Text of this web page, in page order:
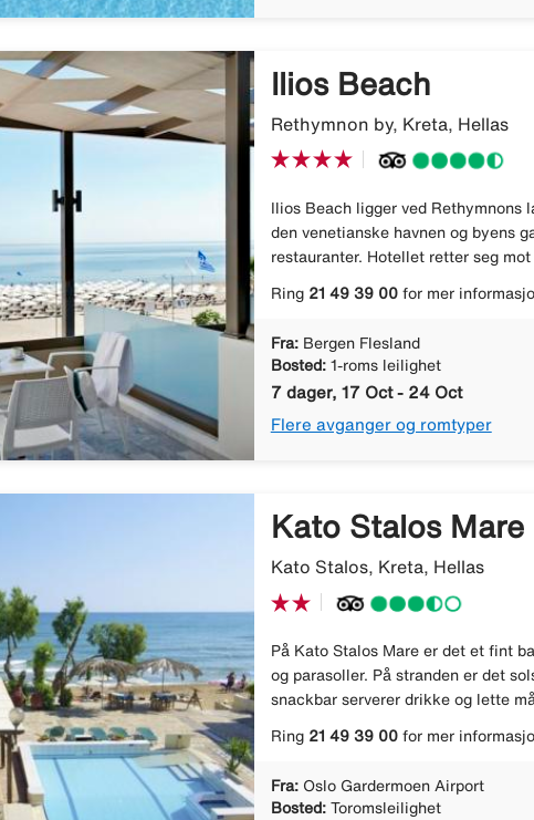
Ilios Beach
Rethymnon by, Kreta, Hellas
Ilios Beach ligger ved Rethymnons
den venetianske havnen og byens
restauranter. Hotellet retter seg
Ring 21 49 39 00for mer
Fra: Bergen Flesland
Bosted: 1-roms leilighet
7 dager, 17 Oct - 24 Oct
Flere avganger og romtyper
Kato Stalos Mare
Kato Stalos, Kreta, Hellas
På Kato Stalos Mare er det et fint
og parasoller. På stranden er det
snackbar serverer drikke og lette
Ring 21 49 39 00for mer
Fra: Oslo Gardermoen Airport
Bosted: Toromsleilighet